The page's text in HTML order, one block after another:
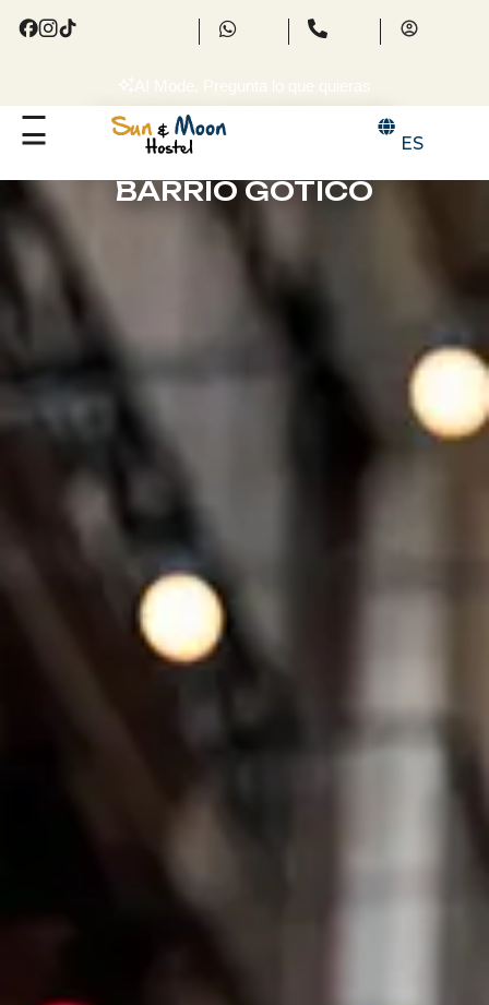
ES
TU HOSTAL EN BARCELONA
EN EL CORAZÓN DEL
BARRIO GÓTICO